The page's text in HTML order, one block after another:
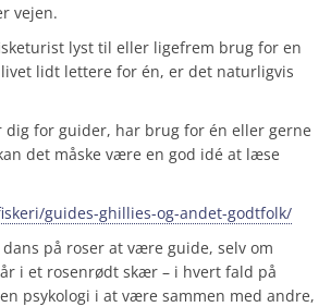
vejen.
lyst til eller ligefrem brug for en
lidt lettere for én, er det naturligvis
dig for guider, har brug for én eller gerne
det måske være en god idé at læse
guides-ghillies-og-andet-godtfolk/
på roser at være guide, selv om
i et rosenrødt skær – i hvert fald på
psykologi i at være sammen med andre,